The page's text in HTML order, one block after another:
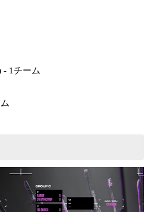
- 1チーム